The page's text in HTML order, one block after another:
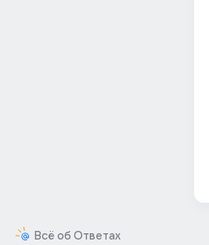
Всё об Ответах